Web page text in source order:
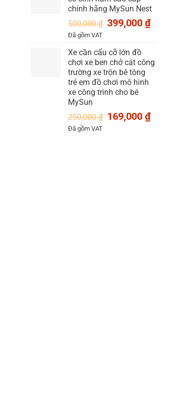
169,000 ₫
chính hãng MySun Nest
500,000₫ Giá
500,000 ₫.
399,000 ₫Giá
hiện
399,000 ₫.
Đã gồm VAT
Xe cần cẩu cỡ lớn đồ
chơi xe ben chở cát công
trường xe trộn bê tông
trẻ em đồ chơi mô hình
xe công trình cho bé
MySun
250,000₫ Giá
169,000 ₫Giá
hiện
Đã gồm VAT